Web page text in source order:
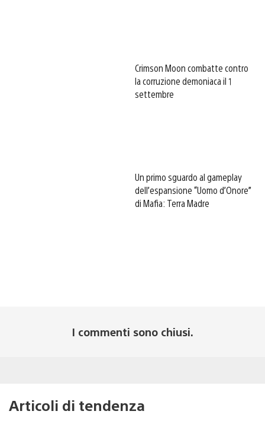
Crimson Moon combatte contro
la corruzione demoniaca il 1
settembre
Un primo sguardo al gameplay
dell’espansione “Uomo d’Onore”
di Mafia: Terra Madre
I commenti sono chiusi.
Articoli di tendenza